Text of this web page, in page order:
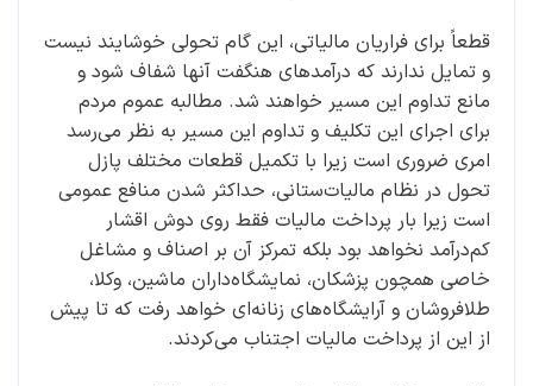
قطعاً برای فراریان مالیاتی، این گام تحولی خوشایند نیست
و تمایل ندارند که درآمدهای هنگفت آنها شفاف شود و
مانع تداوم این مسیر خواهند شد. مطالبه عموم مردم
برای اجرای این تکلیف و تداوم این مسیر به نظر می‌رسد
امری ضروری است زیرا با تکمیل قطعات مختلف پازل
تحول در نظام مالیات‌ستانی، حداکثر شدن منافع عمومی
است زیرا بار پرداخت مالیات فقط روی دوش اقشار
کم‌درآمد نخواهد بود بلکه تمرکز آن بر اصناف و مشاغل
خاصی همچون پزشکان، نمایشگاه‌داران ماشین، وکلا،
طلافروشان و آرایشگاه‌های زنانه‌ای خواهد رفت که تا پیش
از این از پرداخت مالیات اجتناب می‌کردند.